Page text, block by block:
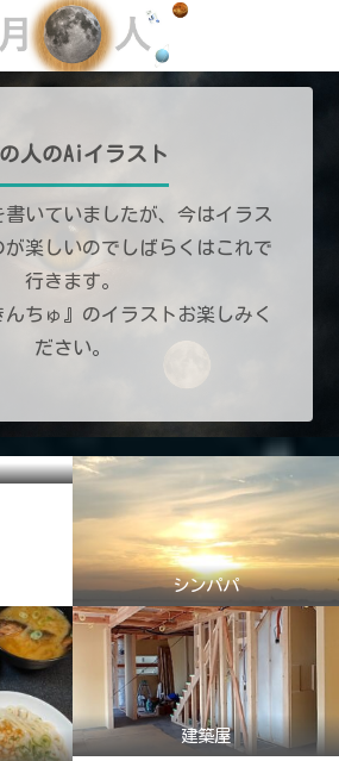
人のAiイラスト
いていましたが、今はイラス
が楽しいのでしばらくはこれで
行きます。
ちゅ』のイラストお楽しみく
ださい。
シンパパ
建築屋